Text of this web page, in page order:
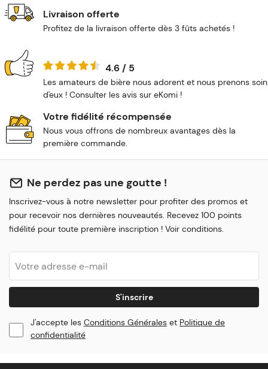
Livraison offerte
Profitez de la livraison offerte dès 3 fûts achetés !
4.6 / 5
Les amateurs de bière nous adorent et nous prenons soin
d'eux ! Consulter les avis sur eKomi !
Votre fidélité récompensée
Nous vous offrons de nombreux avantages dès la
première commande.
Ne perdez pas une goutte !
Inscrivez-vous à notre newsletter pour profiter des promos et
pour recevoir nos dernières nouveautés. Recevez 100 points
fidélité pour toute première inscription ! Voir conditions.
S'inscrire
J'accepte les Conditions Générales et Politique de
confidentialité